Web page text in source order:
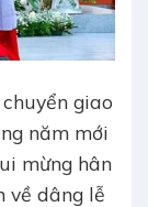
giao
năm mới
mừng hân
về dâng lễ